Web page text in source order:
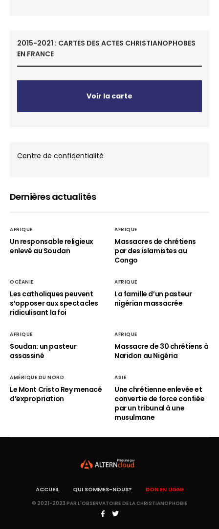
2015-2021 : CARTES DES ACTES CHRISTIANOPHOBES
EN FRANCE
Voir la carte
Centre de confidentialité
Dernières actualités
AFRIQUE
Un responsable religieux
enlevé au Soudan
AFRIQUE
Massacres de chrétiens
par des islamistes au
Congo
OCÉANIE
Les catholiques peuvent
s’opposer aux spectacles
ridiculisant la foi
AFRIQUE
La famille d’un pasteur
nigérian massacrée
AFRIQUE
Soudan: un pasteur
assassiné
AFRIQUE
Massacre de 30 chrétiens à
Naridon au Nigéria
AMÉRIQUE DU NORD
Le Mont Cristo Rey menacé
d’expropriation
ASIE
Une chrétienne enlevée et
convertie de force confiée
par un tribunal à une
musulmane
ACCUEIL QUI SOMMES-NOUS? DON EN LIGNE
© 2021-2023 PAR L'OBSERVATOIRE DE LA CHRISTIANOPHOBIE